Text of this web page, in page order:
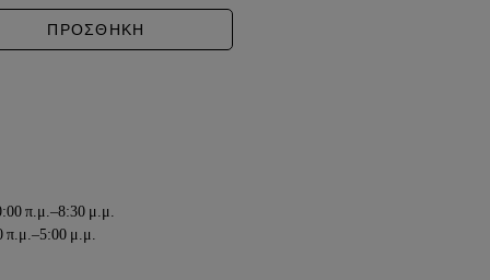
& FREESIA ποσότητα
ΠΡΟΣΘΗΚΗ
π.μ.–8:30 μ.μ.
π.μ.–5:00 μ.μ.